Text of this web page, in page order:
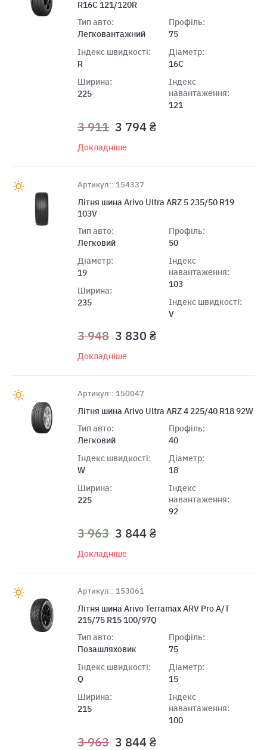
R16C 121/120R
Тип авто:
Легковантажний
Індекс швидкості:
R
Ширина:
225
Профіль:
75
Діаметр:
16C
Індекс
навантаження:
121
3 911 3 794 ₴
Докладніше
Артикул:: 154337
Лiтня шина Arivo Ultra ARZ 5 235/50 R19
103V
Тип авто:
Легковий
Діаметр:
19
Ширина:
235
Профіль:
50
Індекс
навантаження:
103
Індекс швидкості:
V
3 948 3 830 ₴
Докладніше
Артикул:: 150047
Лiтня шина Arivo Ultra ARZ 4 225/40 R18 92W
Тип авто:
Легковий
Індекс швидкості:
W
Ширина:
225
Профіль:
40
Діаметр:
18
Індекс
навантаження:
92
3 963 3 844 ₴
Докладніше
Артикул:: 153061
Лiтня шина Arivo Terramax ARV Pro A/T
215/75 R15 100/97Q
Тип авто:
Позашляховик
Індекс швидкості:
Q
Ширина:
215
Профіль:
75
Діаметр:
15
Індекс
навантаження:
100
3 963 3 844 ₴